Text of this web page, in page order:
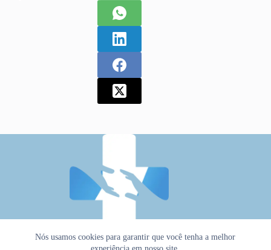
Nós usamos cookies para garantir que você tenha a melhor